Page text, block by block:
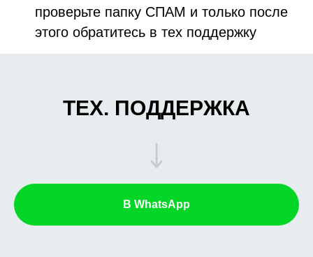
проверьте папку СПАМ и только после
этого обратитесь в тех поддержку
ТЕХ. ПОДДЕРЖКА
В WhatsApp